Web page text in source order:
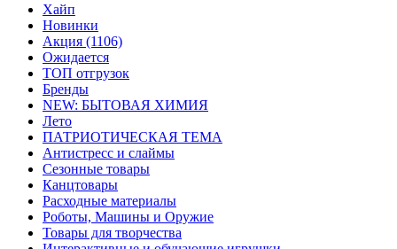
Хайп
Новинки
Акция (1106)
Ожидается
ТОП отгрузок
Бренды
NEW: БЫТОВАЯ ХИМИЯ
Лето
ПАТРИОТИЧЕСКАЯ ТЕМА
Антистресс и слаймы
Сезонные товары
Канцтовары
Расходные материалы
Роботы, Машины и Оружие
Товары для творчества